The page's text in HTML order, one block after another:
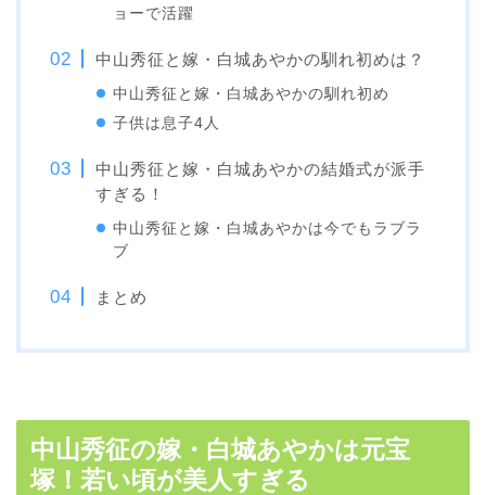
ョーで活躍
中山秀征と嫁・白城あやかの馴れ初めは？
中山秀征と嫁・白城あやかの馴れ初め
子供は息子4人
中山秀征と嫁・白城あやかの結婚式が派手
すぎる！
中山秀征と嫁・白城あやかは今でもラブラ
ブ
まとめ
中山秀征の嫁・白城あやかは元宝
塚！若い頃が美人すぎる